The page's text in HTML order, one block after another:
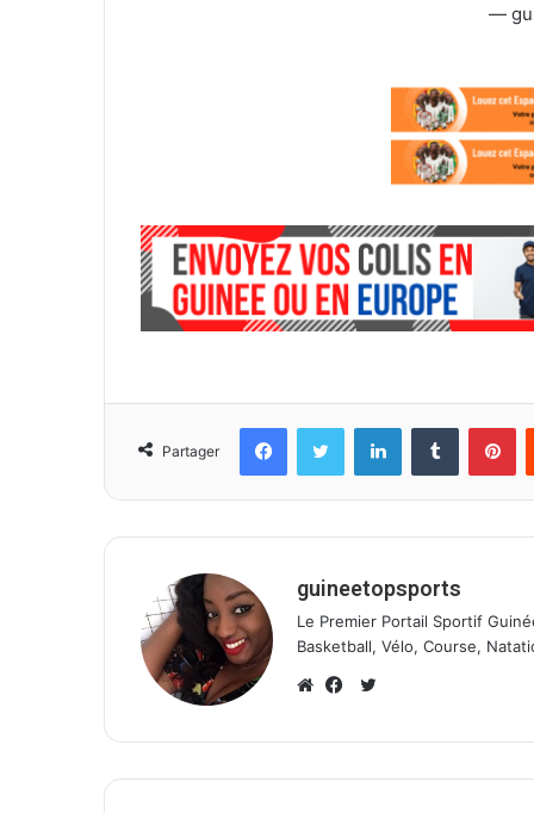
—
Partager
guineetopsports
Le Premier Portail Sportif
Basketball, Vélo, Course,
e
a
i